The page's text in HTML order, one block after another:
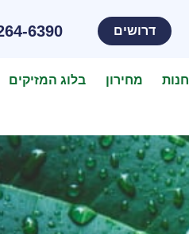
דרושים 6390
חנות מחירון בלוג המזיקים